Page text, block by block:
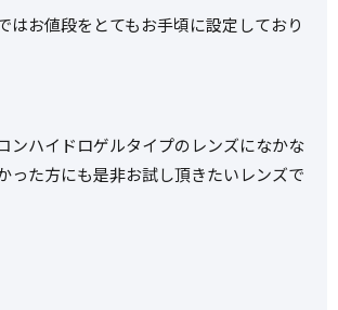
はお値段をとてもお手頃に設定しており
ンハイドロゲルタイプのレンズになかな
った方にも是非お試し頂きたいレンズで